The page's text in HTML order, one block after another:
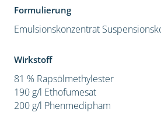
Formulierung
Emulsionskonzentrat
Wirkstoff
81 % Rapsölmethylester
190 g/l Ethofumesat
200 g/l Phenmedipham